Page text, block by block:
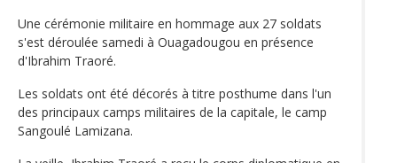
Une cérémonie militaire en hommage aux 27 soldats
s'est déroulée samedi à Ouagadougou en présence
d'Ibrahim Traoré.
Les soldats ont été décorés à titre posthume dans l'un
des principaux camps militaires de la capitale, le camp
Sangoulé Lamizana.